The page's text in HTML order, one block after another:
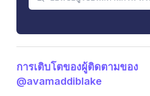
การเติบโตของผู้ติดตามของ
@avamaddiblake